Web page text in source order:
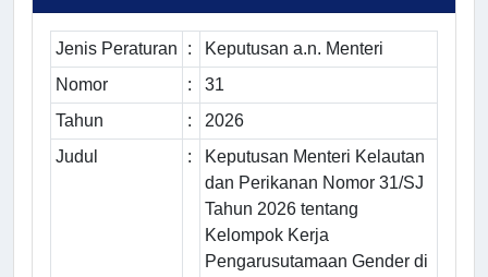
Jenis Peraturan :
Keputusan a.n. Menteri
Nomor
:
31
Tahun
:
2026
Judul
:
Keputusan Menteri Kelautan
dan Perikanan Nomor 31/SJ
Tahun 2026 tentang
Kelompok Kerja
Pengarusutamaan Gender di